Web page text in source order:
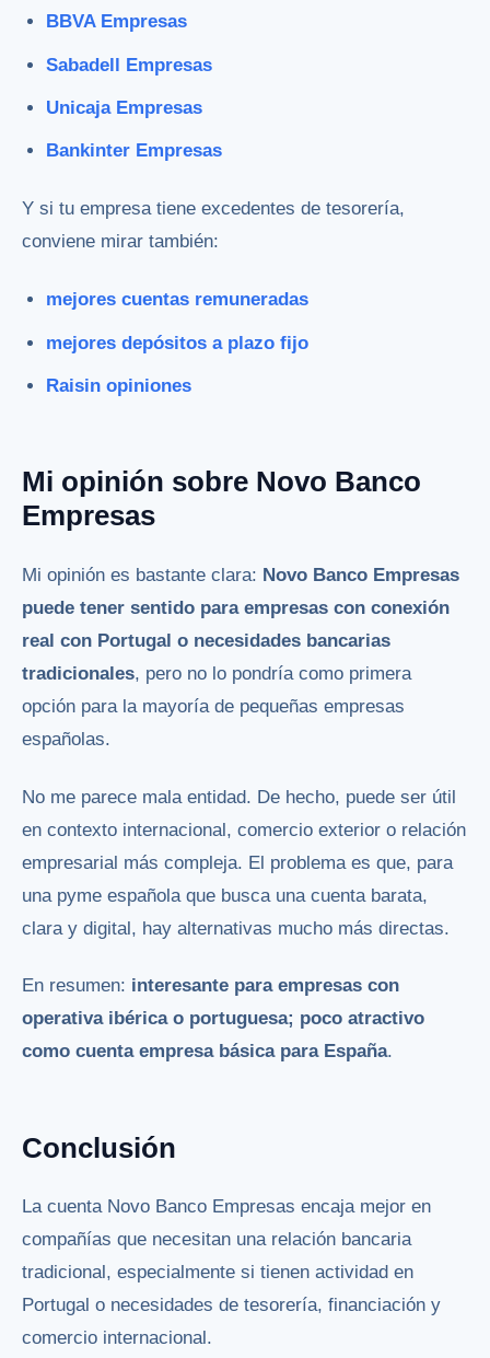
BBVA Empresas
Sabadell Empresas
Unicaja Empresas
Bankinter Empresas
Y si tu empresa tiene excedentes de tesorería,
conviene mirar también:
mejores cuentas remuneradas
mejores depósitos a plazo fijo
Raisin opiniones
Mi opinión sobre Novo Banco
Empresas
Mi opinión es bastante clara: Novo Banco Empresas
puede tener sentido para empresas con conexión
real con Portugal o necesidades bancarias
tradicionales, pero no lo pondría como primera
opción para la mayoría de pequeñas empresas
españolas.
No me parece mala entidad. De hecho, puede ser útil
en contexto internacional, comercio exterior o relación
empresarial más compleja. El problema es que, para
una pyme española que busca una cuenta barata,
clara y digital, hay alternativas mucho más directas.
En resumen: interesante para empresas con
operativa ibérica o portuguesa; poco atractivo
como cuenta empresa básica para España.
Conclusión
La cuenta Novo Banco Empresas encaja mejor en
compañías que necesitan una relación bancaria
tradicional, especialmente si tienen actividad en
Portugal o necesidades de tesorería, financiación y
comercio internacional.